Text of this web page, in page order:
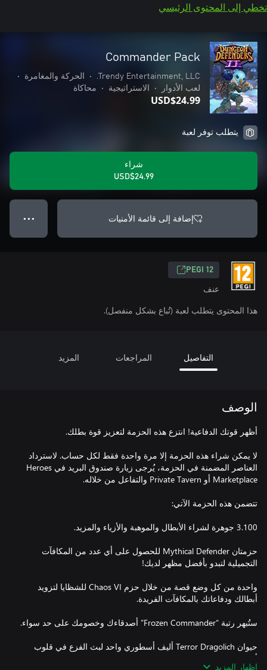
تخطي إلى المحتوى الرئيسي
Commander Pack
Trendy Entertainment, LLC.
• الحركة والمغامرة
•
لعب الأدوار
• الاستراتيجية • محاكاة
USD$24.99
يتطلب توفر لعبة
شراء
USD$24.99
إضافة إلى قائمة الأمنيات ● ● ●
PEGI 12
عنف
هذا المحتوى يتطلب لعبة (تُباع بشكل منفصل).
التفاصيل المراجعات المزيد
الوصف
لا يمكن شراء هذه الحزمة إلا مرة واحدة فقط لكل حساب. لاسترداد
العناصر المضمنة في الحزمة، يُرجى زيارة صندوق البريد في Heroes
حزمتان Mythical Defender للحصول على أي عدد من المكافآت
واحدة من كل وضع قصة من خلال حزم Chaos VI للشظايا لتزويد
حيوان Terror Dragolich أليف أسطوري واحد لبث الفزع في قلوب
إظهار المزيد